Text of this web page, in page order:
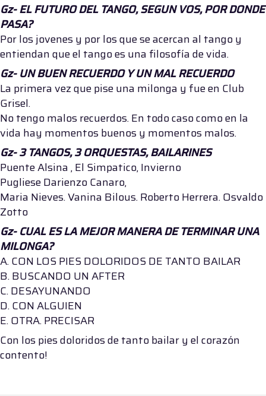
Gz- EL FUTURO DEL TANGO, SEGUN VOS, POR DONDE
PASA?
Por los jovenes y por los que se acercan al tango y
entiendan que el tango es una filosofía de vida.
Gz-UN BUEN RECUERDO Y UN MAL RECUERDO
La primera vez que pise una milonga y fue en Club
Grisel.
No tengo malos recuerdos. En todo caso como en la
vida hay momentos buenos y momentos malos.
Gz-3 TANGOS, 3 ORQUESTAS, BAILARINES
Puente Alsina , El Simpatico, Invierno
Pugliese Darienzo Canaro,
Maria Nieves. Vanina Bilous. Roberto Herrera. Osvaldo
Zotto
Gz- CUAL ES LA MEJOR MANERA DE TERMINAR UNA
MILONGA?
A. CON LOS PIES DOLORIDOS DE TANTO BAILAR
B. BUSCANDO UN AFTER
C. DESAYUNANDO
D. CON ALGUIEN
E. OTRA. PRECISAR
Con los pies doloridos de tanto bailar y el corazón
contento!